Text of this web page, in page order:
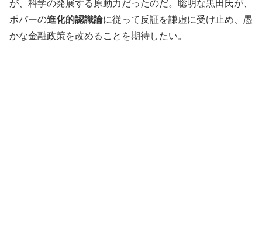
が、科学の発展する原動力だったのだ。聡明な黒田氏が、
ポパーの進化的認識論に従って反証を謙虚に受け止め、愚
かな金融政策を改めることを期待したい。